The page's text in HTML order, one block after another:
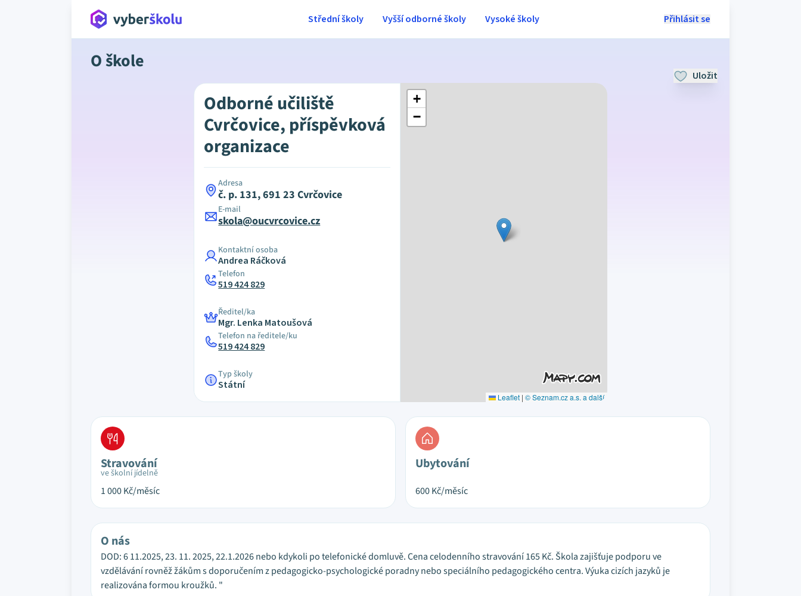
Přihlásit se
Střední školy Vyšší odborné školy Vysoké školy
O škole
Uložit
Odborné učiliště
Cvrčovice, příspěvková
organizace
Adresa
č. p. 131, 691 23 Cvrčovice
E-mail
skola@oucvrcovice.cz
Kontaktní osoba
Andrea Ráčková
Telefon
519 424 829
Ředitel/ka
Mgr. Lenka Matoušová
Telefon na ředitele/ku
519 424 829
Typ školy
Státní
+
−
Leaflet | © Seznam.cz a.s. a další
Stravování
ve školní jídelně
1 000Kč/měsíc
Ubytování
600Kč/měsíc
O nás
DOD: 6 11.2025, 23. 11. 2025, 22.1.2026 nebo kdykoli po telefonické domluvě. Cena celodenního stravování 165 Kč. Škola zajišťuje podporu ve
vzdělávání rovněž žákům s doporučením z pedagogicko-psychologické poradny nebo speciálního pedagogického centra. Výuka cizích jazyků je
realizována formou kroužků. "